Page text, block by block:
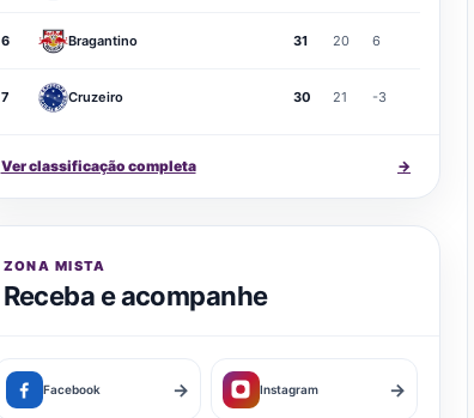
6 Bragantino 31 20 6
7 Cruzeiro 30 21 -3
Ver classificação completa →
ZONA MISTA
Receba e acompanhe
Facebook → Instagram →